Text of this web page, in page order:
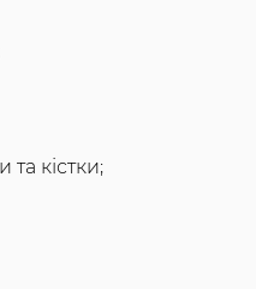
кістки;